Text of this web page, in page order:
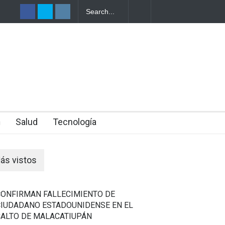
EN
Salud Tecnología
vistos
FALLECIMIENTO DE
ESTADOUNIDENSE EN EL
DE MALACATIUPÁN